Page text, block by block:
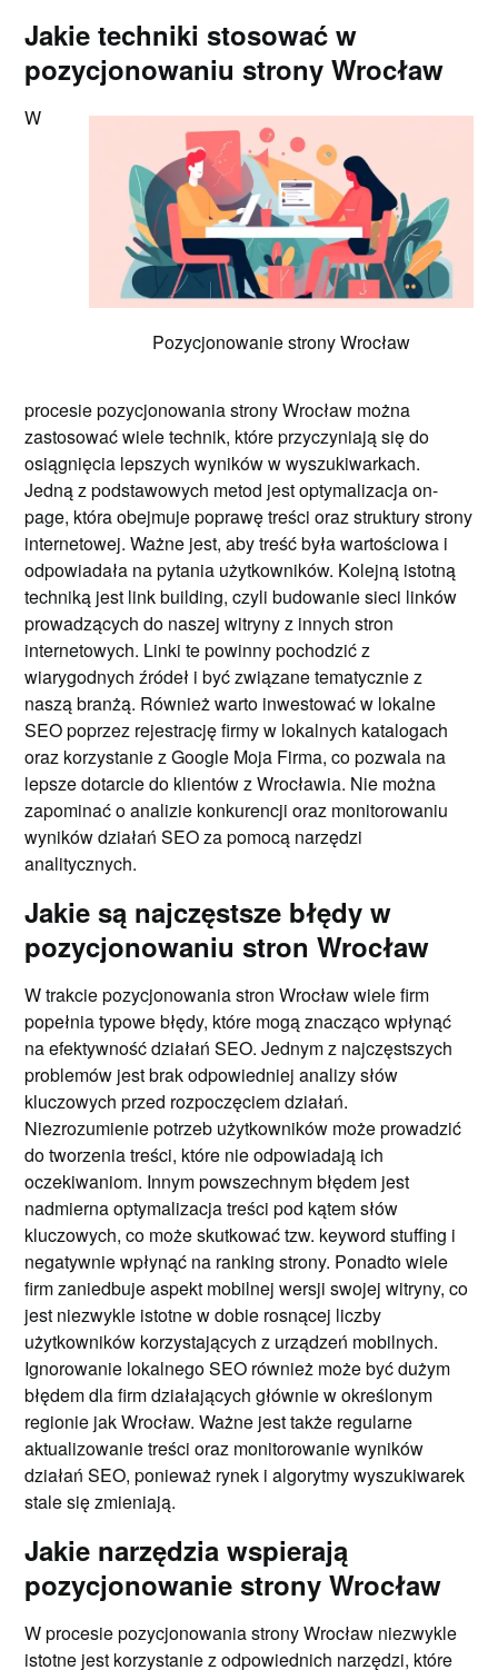
Jakie techniki stosować w
pozycjonowaniu strony Wrocław
Pozycjonowanie strony Wrocław
W
procesie pozycjonowania strony Wrocław można
zastosować wiele technik, które przyczyniają się do
osiągnięcia lepszych wyników w wyszukiwarkach.
Jedną z podstawowych metod jest optymalizacja on-
page, która obejmuje poprawę treści oraz struktury strony
internetowej. Ważne jest, aby treść była wartościowa i
odpowiadała na pytania użytkowników. Kolejną istotną
techniką jest link building, czyli budowanie sieci linków
prowadzących do naszej witryny z innych stron
internetowych. Linki te powinny pochodzić z
wiarygodnych źródeł i być związane tematycznie z
naszą branżą. Również warto inwestować w lokalne
SEO poprzez rejestrację firmy w lokalnych katalogach
oraz korzystanie z Google Moja Firma, co pozwala na
lepsze dotarcie do klientów z Wrocławia. Nie można
zapominać o analizie konkurencji oraz monitorowaniu
wyników działań SEO za pomocą narzędzi
analitycznych.
Jakie są najczęstsze błędy w
pozycjonowaniu stron Wrocław
W trakcie pozycjonowania stron Wrocław wiele firm
popełnia typowe błędy, które mogą znacząco wpłynąć
na efektywność działań SEO. Jednym z najczęstszych
problemów jest brak odpowiedniej analizy słów
kluczowych przed rozpoczęciem działań.
Niezrozumienie potrzeb użytkowników może prowadzić
do tworzenia treści, które nie odpowiadają ich
oczekiwaniom. Innym powszechnym błędem jest
nadmierna optymalizacja treści pod kątem słów
kluczowych, co może skutkować tzw. keyword stuffing i
negatywnie wpłynąć na ranking strony. Ponadto wiele
firm zaniedbuje aspekt mobilnej wersji swojej witryny, co
jest niezwykle istotne w dobie rosnącej liczby
użytkowników korzystających z urządzeń mobilnych.
Ignorowanie lokalnego SEO również może być dużym
błędem dla firm działających głównie w określonym
regionie jak Wrocław. Ważne jest także regularne
aktualizowanie treści oraz monitorowanie wyników
działań SEO, ponieważ rynek i algorytmy wyszukiwarek
stale się zmieniają.
Jakie narzędzia wspierają
pozycjonowanie strony Wrocław
W procesie pozycjonowania strony Wrocław niezwykle
istotne jest korzystanie z odpowiednich narzędzi, które